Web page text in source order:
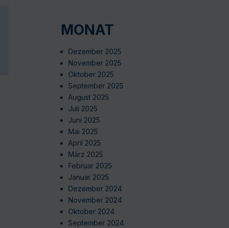
MONAT
Dezember 2025
November 2025
Oktober 2025
September 2025
August 2025
Juli 2025
Juni 2025
Mai 2025
April 2025
März 2025
Februar 2025
Januar 2025
Dezember 2024
November 2024
Oktober 2024
September 2024